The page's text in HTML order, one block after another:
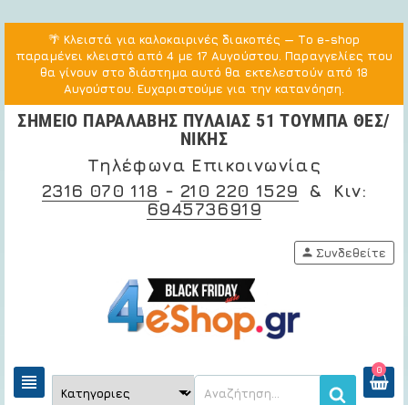
🌴 Κλειστά για καλοκαιρινές διακοπές — Το e-shop
παραμένει κλειστό από 4 με 17 Αυγούστου. Παραγγελίες που
θα γίνουν στο διάστημα αυτό θα εκτελεστούν από 18
Αυγούστου. Ευχαριστούμε για την κατανόηση.
ΣΗΜΕΙΟ ΠΑΡΑΛΑΒΗΣ ΠΥΛΑΙΑΣ 51 ΤΟΥΜΠΑ ΘΕΣ/
ΝΙΚΗΣ
Τηλέφωνα Επικοινωνίας
2316 070 118 - 210 220 1529 & Κιν:
6945736919
view_headline
0
person Συνδεθείτε